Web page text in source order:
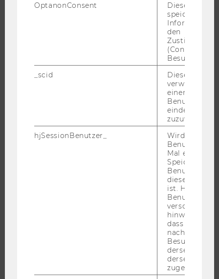
IMPACT DER FORSCHUNG
UNIVERSITÄT
OptanonConsent
Dieses Cookie
speichert
den
(Consent)
Besuchers.
_scid
Dieses
verwendet,
einem/einer
Benutzer*in
eindeutige ID
zuzuweisen
hjSessionBenutzer_
Wird gesetzt,
Benutzer
Mal eine
Speichert die
Benutzer-ID,
diese Seite
ist. Hotjar
Benutzer
verschiedene
hinweg.Stellt
dass Daten
Besuchen auf
derselben
derselben
zugeordnet